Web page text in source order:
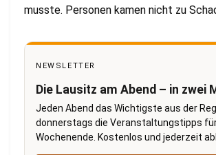
musste. Personen kamen nicht zu
NEWSLETTER
Die Lausitz am Abend – in zwei
Jeden Abend das Wichtigste aus der
donnerstags die Veranstaltungstipps
Wochenende. Kostenlos und jederzeit